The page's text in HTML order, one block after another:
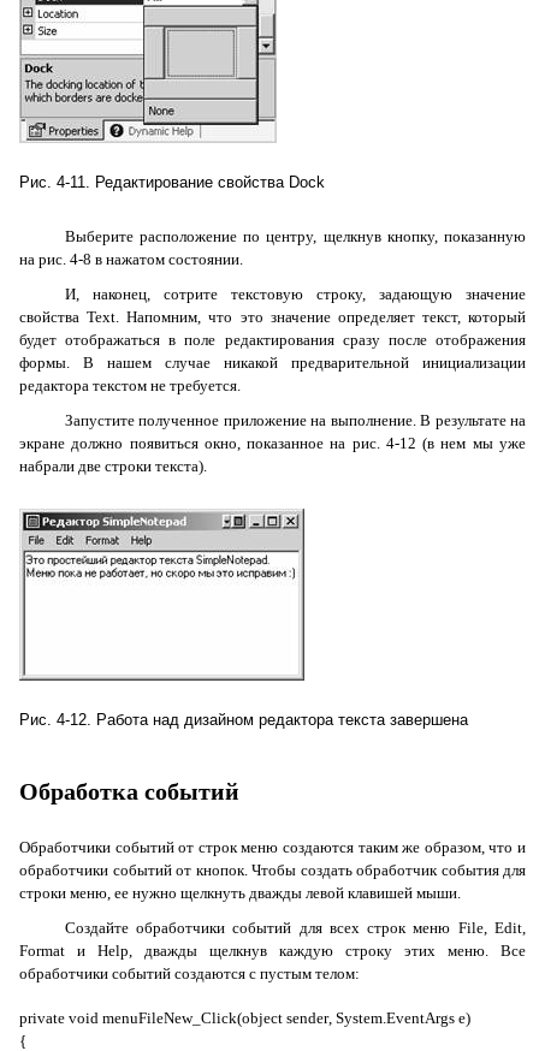
Рис. 4-11. Редактирование свойства Dock
Выберите расположение по центру, щелкнув кнопку, показанную
на рис. 4-8 в нажатом состоянии.
И, наконец, сотрите текстовую строку, задающую значение
свойстваText . Напомним, что это значение определяет текст, который
будет отображаться в поле редактирования сразу после отображения
формы. В нашем случае никакой предварительной инициализации
редактора текстом не требуется.
Запустите полученное приложение на выполнение. В результате на
экране должно появиться окно, показанное на рис. 4-12 (в нем мы уже
набрали две строки текста).
Рис. 4-12. Работа над дизайном редактора текста завершена
Обработка событий
Обработчики событий от строк меню создаются таким же образом, что и
обработчики событий от кнопок. Чтобы создать обработчик события для
строки меню, ее нужно щелкнуть дважды левой клавишей мыши.
Создайте обработчики событий для всех строк меню File,Edit
Format и Help , дважды щелкнув каждую строку этих меню. Все
обработчики событий создаются с пустым телом:
private void menuFileNew_ Click(object sender, System EventArgs e)
{